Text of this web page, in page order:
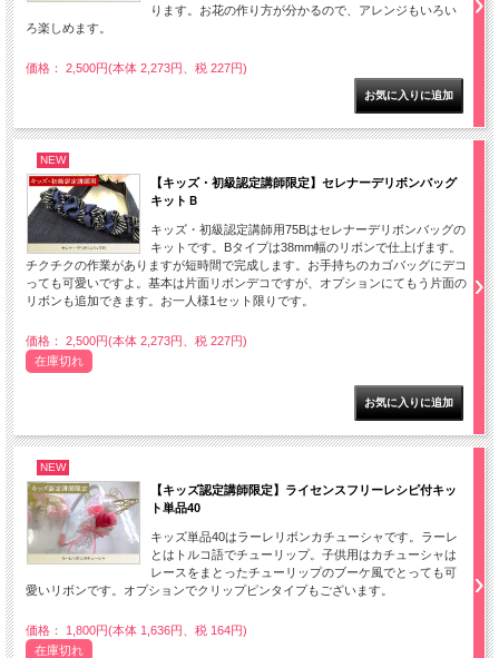
ります。お花の作り方が分かるので、アレンジもいろい
ろ楽しめます。
価格： 2,500円(本体 2,273円、税 227円)
NEW
【キッズ・初級認定講師限定】セレナーデリボンバッグ
キットＢ
キッズ・初級認定講師用75Bはセレナーデリボンバッグの
キットです。Bタイプは38mm幅のリボンで仕上げます。
チクチクの作業がありますが短時間で完成します。お手持ちのカゴバッグにデコ
っても可愛いですよ。基本は片面リボンデコですが、オプションにてもう片面の
リボンも追加できます。お一人様1セット限りです。
価格： 2,500円(本体 2,273円、税 227円)
在庫切れ
NEW
【キッズ認定講師限定】ライセンスフリーレシピ付キッ
ト単品40
キッズ単品40はラーレリボンカチューシャです。ラーレ
とはトルコ語でチューリップ。子供用はカチューシャは
レースをまとったチューリップのブーケ風でとっても可
愛いリボンです。オプションでクリップピンタイプもございます。
価格： 1,800円(本体 1,636円、税 164円)
在庫切れ